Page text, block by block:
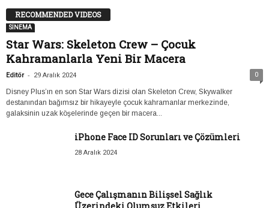
RECOMMENDED VIDEOS
SİNEMA
Star Wars: Skeleton Crew – Çocuk
Kahramanlarla Yeni Bir Macera
Editör - 29 Aralık 2024 0
Disney Plus’ın en son Star Wars dizisi olan Skeleton Crew, Skywalker
destanından bağımsız bir hikayeyle çocuk kahramanlar merkezinde,
galaksinin uzak köşelerinde geçen bir macera...
iPhone Face ID Sorunları ve Çözümleri
28 Aralık 2024
Gece Çalışmanın Bilişsel Sağlık